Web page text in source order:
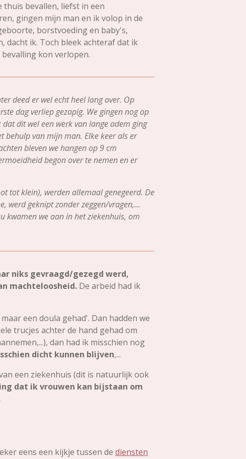
thuis bevallen, liefst in een
gingen mijn man en ik volop in de
borstvoeding en baby's,
dacht ik. Toch bleek achteraf dat ik
kon verlopen.
deed er wel echt heel lang over. Op
dag verliep gezapig. We gingen nog op
dit wel een werk van lange adem ging
behulp van mijn man. Elke keer als er
bleven we hangen op 9 cm
begon over te nemen en er
tot klein), werden allemaal genegeerd. De
werd geknipt zonder zeggen/vragen,...
kwamen we aan in het ziekenhuis, om
niks gevraagd/gezegd werd,
machteloosheid. De arbeid had ik
een doula gehad'. Dan hadden we
trucjes achter de hand gehad om
dan had ik misschien nog
dicht kunnen blijven,...
een ziekenhuis (dit is natuurlijk ook
dat ik vrouwen kan bijstaan om
eens een kijkje tussen de diensten